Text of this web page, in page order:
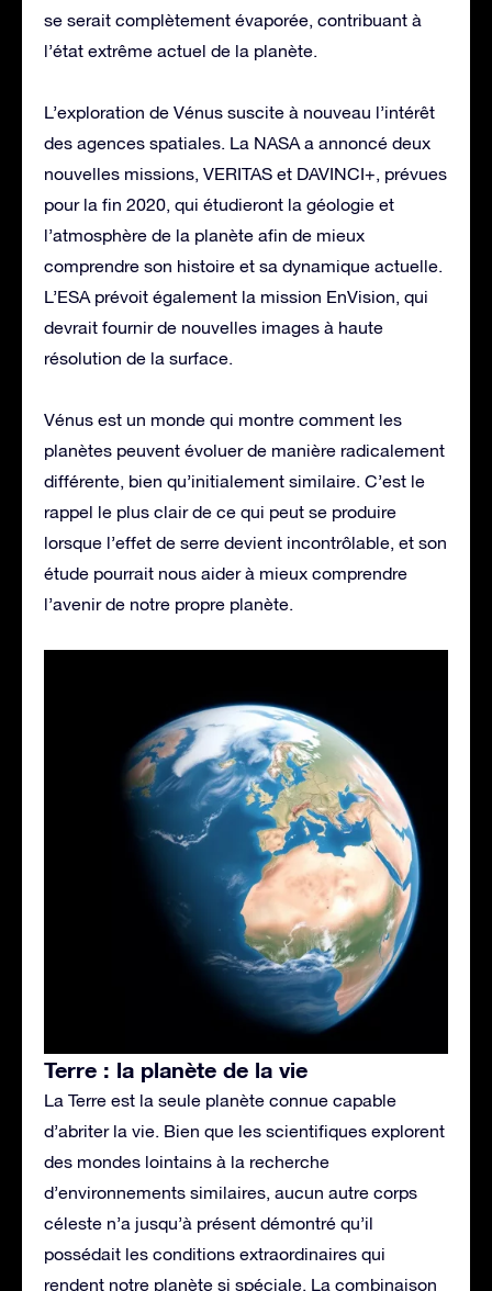
se serait complètement évaporée, contribuant à
l’état extrême actuel de la planète.
L’exploration de Vénus suscite à nouveau l’intérêt
des agences spatiales. La NASA a annoncé deux
nouvelles missions, VERITAS et DAVINCI+, prévues
pour la fin 2020, qui étudieront la géologie et
l’atmosphère de la planète afin de mieux
comprendre son histoire et sa dynamique actuelle.
L’ESA prévoit également la mission EnVision, qui
devrait fournir de nouvelles images à haute
résolution de la surface.
Vénus est un monde qui montre comment les
planètes peuvent évoluer de manière radicalement
différente, bien qu’initialement similaire. C’est le
rappel le plus clair de ce qui peut se produire
lorsque l’effet de serre devient incontrôlable, et son
étude pourrait nous aider à mieux comprendre
l’avenir de notre propre planète.
Terre : la planète de la vie
La Terre est la seule planète connue capable
d’abriter la vie. Bien que les scientifiques explorent
des mondes lointains à la recherche
d’environnements similaires, aucun autre corps
céleste n’a jusqu’à présent démontré qu’il
possédait les conditions extraordinaires qui
rendent notre planète si spéciale. La combinaison